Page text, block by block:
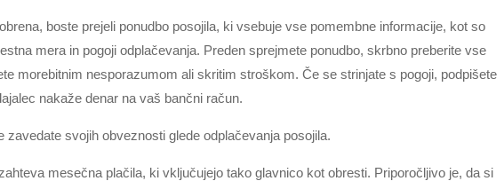
boste prejeli ponudbo posojila, ki vsebuje vse pomembne informacije, kot so
mera in pogoji odplačevanja. Preden sprejmete ponudbo, skrbno preberite vse
morebitnim nesporazumom ali skritim stroškom. Če se strinjate s pogoji, podpišete
nakaže denar na vaš bančni račun.
zavedate svojih obveznosti glede odplačevanja posojila.
mesečna plačila, ki vključujejo tako glavnico kot obresti. Priporočljivo je, da si